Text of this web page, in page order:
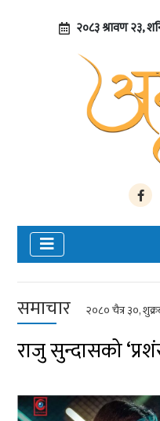
२०८३ श्रावण २३,
समाचार २०८० चैत्र ३०,
राजु सुन्दासको